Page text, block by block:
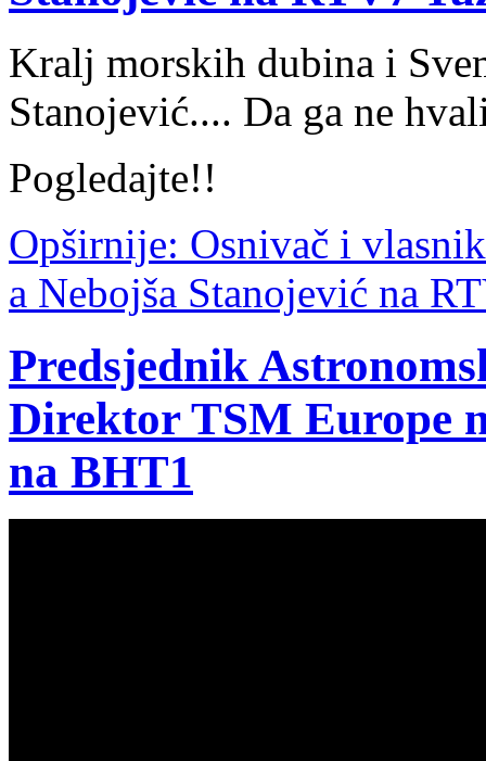
Kralj morskih dubina i
Stanojević.... Da ga ne
Pogledajte!!
Opširnije: Osnivač i
a Nebojša Stanojević na
Predsjednik
Direktor TSM Europe
na BHT1